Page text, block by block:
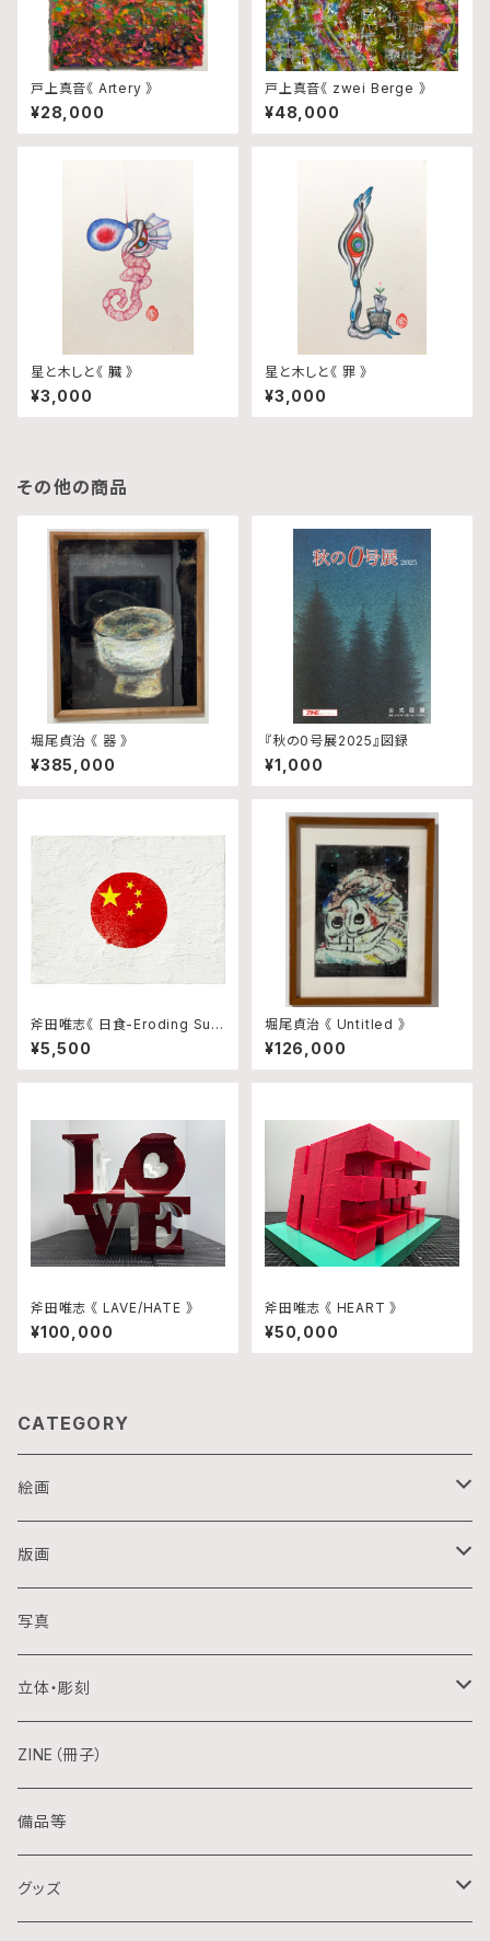
戸上真音《 Artery 》
¥28,000
戸上真音《 zwei Berge 》
¥48,000
星と木しと《 臓 》
¥3,000
星と木しと《 罪 》
¥3,000
その他の商品
堀尾貞治 《 器 》
¥385,000
『秋の0号展2025』図録
¥1,000
斧田唯志《 日食-Eroding Sun
》
¥5,500
堀尾貞治 《 Untitled 》
¥126,000
斧田唯志 《 LAVE/HATE 》
¥100,000
斧田唯志 《 HEART 》
¥50,000
CATEGORY
絵画
油画
アクリル画
日本画
水彩画
クレパス画
水墨画
版画
銅版画
木版画
シルクスクリーン
リトグラフ
デジタル
写真
立体・彫刻
陶芸
金属
石
ZINE（冊子）
備品等
グッズ